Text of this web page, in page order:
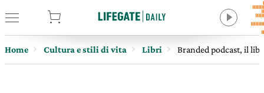
Home Cultura e stili di vita Libri Branded podcast, il